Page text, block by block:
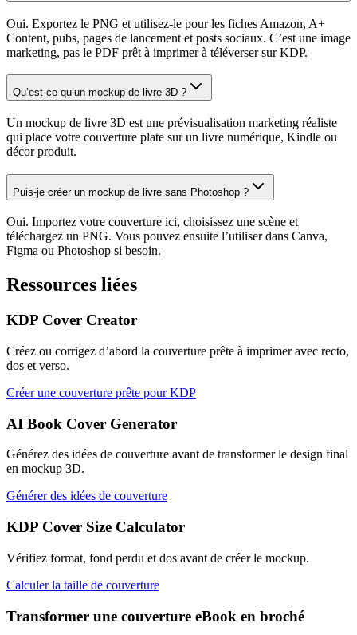
Oui. Exportez le PNG et utilisez-le pour les fiches Amazon, A+
Content, pubs, pages de lancement et posts sociaux. C’est une image
marketing, pas le PDF prêt à imprimer à téléverser sur KDP.
Qu’est-ce qu’un mockup de livre 3D ?
Un mockup de livre 3D est une prévisualisation marketing réaliste
qui place votre couverture plate sur un livre numérique, Kindle ou
décor produit.
Puis-je créer un mockup de livre sans Photoshop ?
Oui. Importez votre couverture ici, choisissez une scène et
téléchargez un PNG. Vous pouvez ensuite l’utiliser dans Canva,
Figma ou Photoshop si besoin.
Ressources liées
KDP Cover Creator
Créez ou corrigez d’abord la couverture prête à imprimer avec recto,
dos et verso.
Créer une couverture prête pour KDP
AI Book Cover Generator
Générez des idées de couverture avant de transformer le design final
en mockup 3D.
Générer des idées de couverture
KDP Cover Size Calculator
Vérifiez format, fond perdu et dos avant de créer le mockup.
Calculer la taille de couverture
Transformer une couverture eBook en broché